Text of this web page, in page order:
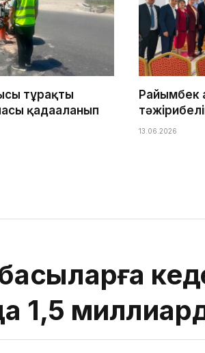
тұрақты
қадағаланып
Райымбек
13.06.2026
1,5